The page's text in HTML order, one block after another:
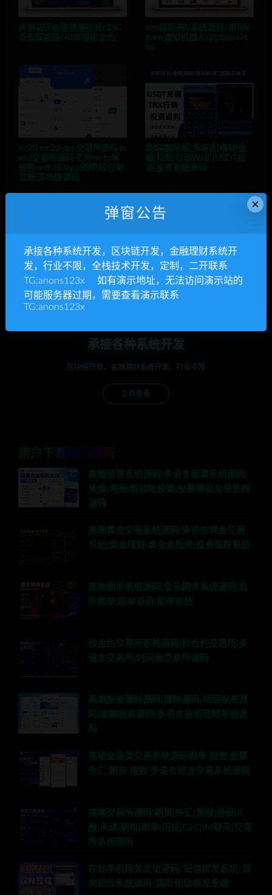
anons123x
开通VIP或充值联系Telegram客服
立即查看
承接各种系统开发
区块链开发，金融理财系统开发，行业不限
立即查看
用户下载源码排行
高端股票系统源码|多语言股票系统源码|
美股|港股|新加坡股票|股票模拟交易系统
源码
高端黄金交易系统源码|多语言黄金交易
系统|黄金理财|黄金金投资|投资理财系统
高端刷单系统源码|音乐刷单系统源码|音
乐刷单|刷单源码|刷单系统
秒合约交易所系统源码|秒合约交易所|多
语言交易所|时间盘交易所源码
高端投资理财源码|理财源码|项目投资源
码|金融投资源码|多语言投资理财系统源
码
高端全品类交易系统源码跟单 加密 股票
外汇 期货 指数 多语言综合交易系统源码
高端交易所源码|期货|外汇|美股|港股|A
股|永续|期权|跟单|闪兑|C2C|IM聊天|交易
所系统源码
在线手机网关发信源码/短信群发系统/双
向短信系统源码/国际短信群发系统
×
弹窗公告
承接各种系统开发，区块链开发，金融理财系统开
发，行业不限，全栈技术开发，定制，二开联系
TG:anons123x 如有演示地址，无法访问演示站的
可能服务器过期，需要查看演示联系
TG:anons123x